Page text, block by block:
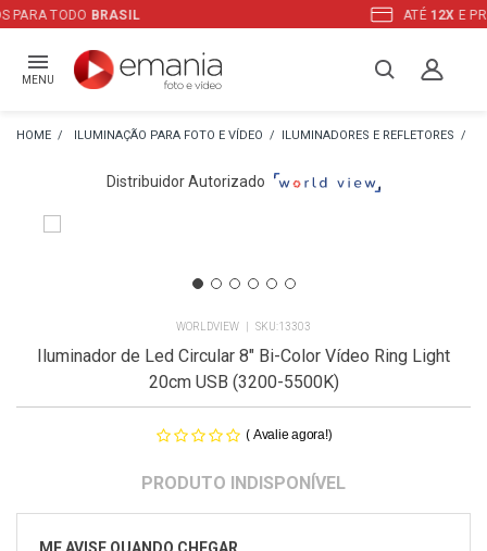
ATÉ NO BOLETO
MENU
ILUMINAÇÃO PARA FOTO E VÍDEO ILUMINADORES E REFLETORES
Distribuidor Autorizado
WORLDVIEW 13303
Iluminador de Led Circular 8" Bi-Color Vídeo Ring Light
20cm USB (3200-5500K)
( Avalie agora!)